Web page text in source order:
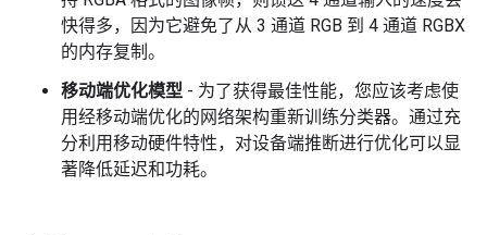
快得多，因为它避免了从 3 通道 RGB 到 4 通道 RGBX
的内存复制。
移动端优化模型 - 为了获得最佳性能，您应该考虑使
用经移动端优化的网络架构重新训练分类器。通过充
分利用移动硬件特性，对设备端推断进行优化可以显
著降低延迟和功耗。